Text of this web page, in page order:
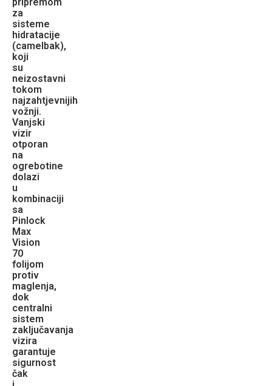
za
sisteme
hidratacije
(camelbak),
koji
su
neizostavni
tokom
najzahtjevnijih
vožnji.
Vanjski
vizir
otporan
na
ogrebotine
dolazi
u
kombinaciji
sa
Pinlock
Max
Vision
70
folijom
protiv
maglenja,
dok
centralni
sistem
zaključavanja
vizira
garantuje
sigurnost
čak